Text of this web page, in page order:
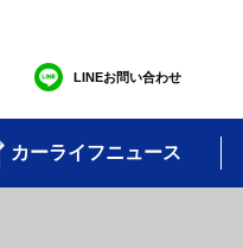
LINEお問い合わせ
カーライフニュース